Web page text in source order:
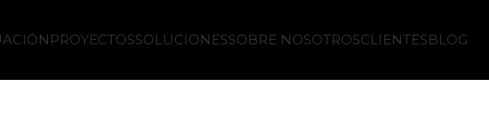
PROYECTOSSOLUCIONESSOBRE NOSOTROSCLIENTESBLOG